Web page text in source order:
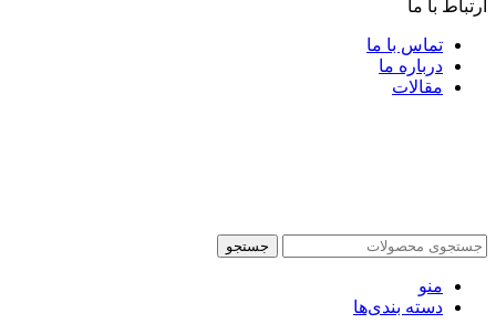
ارتباط با ما
تماس با ما
درباره ما
مقالات
جستجو
منو
دسته بندی‌ها